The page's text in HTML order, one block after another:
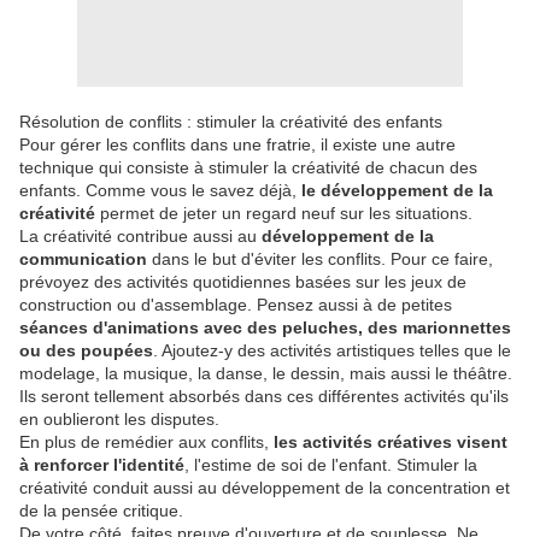
Résolution de conflits : stimuler la créativité des enfants
Pour gérer les conflits dans une fratrie, il existe une autre
technique qui consiste à stimuler la créativité de chacun des
enfants. Comme vous le savez déjà, le développement de la
créativité permet de jeter un regard neuf sur les situations.
La créativité contribue aussi au développement de la
communication dans le but d'éviter les conflits. Pour ce faire,
prévoyez des activités quotidiennes basées sur les jeux de
construction ou d'assemblage. Pensez aussi à de petites
séances d'animations avec des peluches, des marionnettes
ou des poupées . Ajoutez-y des activités artistiques telles que le
modelage, la musique, la danse, le dessin, mais aussi le théâtre.
Ils seront tellement absorbés dans ces différentes activités qu'ils
en oublieront les disputes.
En plus de remédier aux conflits, les activités créatives visent
à renforcer l'identité , l'estime de soi de l'enfant. Stimuler la
créativité conduit aussi au développement de la concentration et
de la pensée critique.